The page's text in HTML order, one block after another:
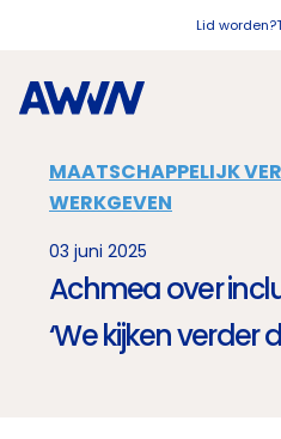
Lid worden?
MAATSCHAPPELIJK
WERKGEVEN
03 juni 2025
Achmea over
‘We kijken verder